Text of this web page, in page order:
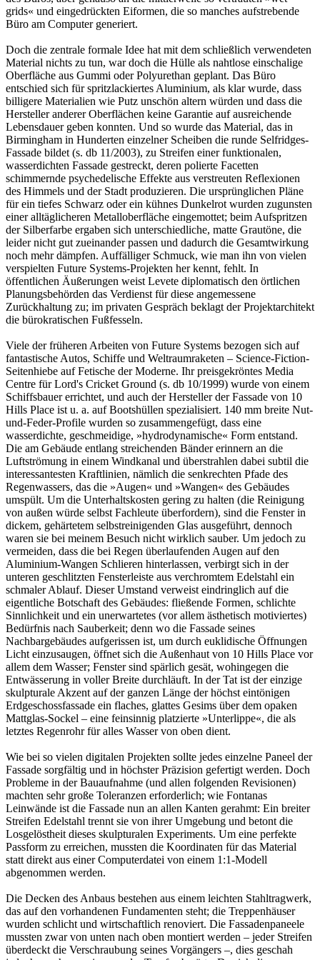
grids« und eingedrückten Eiformen, die so manches aufstrebende
Büro am Computer generiert.
Doch die zentrale formale Idee hat mit dem schließlich verwendeten
Material nichts zu tun, war doch die Hülle als nahtlose einschalige
Oberfläche aus Gummi oder Polyurethan geplant. Das Büro
entschied sich für spritzlackiertes Aluminium, als klar wurde, dass
billigere Materialien wie Putz unschön altern würden und dass die
Hersteller anderer Oberflächen keine Garantie auf ausreichende
Lebensdauer geben konnten. Und so wurde das Material, das in
Birmingham in Hunderten einzelner Scheiben die runde Selfridges-
Fassade bildet (s. db 11/2003), zu Streifen einer funktionalen,
wasserdichten Fassade gestreckt, deren polierte Facetten
schimmernde psychedelische Effekte aus verstreuten Reflexionen
des Himmels und der Stadt produzieren. Die ursprünglichen Pläne
für ein tiefes Schwarz oder ein kühnes Dunkelrot wurden zugunsten
einer alltäglicheren Metalloberfläche eingemottet; beim Aufspritzen
der Silberfarbe ergaben sich unterschiedliche, matte Grautöne, die
leider nicht gut zueinander passen und dadurch die Gesamtwirkung
noch mehr dämpfen. Auffälliger Schmuck, wie man ihn von vielen
verspielten Future Systems-Projekten her kennt, fehlt. In
öffentlichen Äußerungen weist Levete diplomatisch den örtlichen
Planungsbehörden das Verdienst für diese angemessene
Zurückhaltung zu; im privaten Gespräch beklagt der Projektarchitekt
die bürokratischen Fußfesseln.
Viele der früheren Arbeiten von Future Systems bezogen sich auf
fantastische Autos, Schiffe und Weltraumraketen – Science-Fiction-
Seitenhiebe auf Fetische der Moderne. Ihr preisgekröntes Media
Centre für Lord's Cricket Ground (s. db 10/1999) wurde von einem
Schiffsbauer errichtet, und auch der Hersteller der Fassade von 10
Hills Place ist u. a. auf Bootshüllen spezialisiert. 140 mm breite Nut-
und-Feder-Profile wurden so zusammengefügt, dass eine
wasserdichte, geschmeidige, »hydrodynamische« Form entstand.
Die am Gebäude entlang streichenden Bänder erinnern an die
Luftströmung in einem Windkanal und überstrahlen dabei subtil die
interessantesten Kraftlinien, nämlich die senkrechten Pfade des
Regenwassers, das die »Augen« und »Wangen« des Gebäudes
umspült. Um die Unterhaltskosten gering zu halten (die Reinigung
von außen würde selbst Fachleute überfordern), sind die Fenster in
dickem, gehärtetem selbstreinigenden Glas ausgeführt, dennoch
waren sie bei meinem Besuch nicht wirklich sauber. Um jedoch zu
vermeiden, dass die bei Regen überlaufenden Augen auf den
Aluminium-Wangen Schlieren hinterlassen, verbirgt sich in der
unteren geschlitzten Fensterleiste aus verchromtem Edelstahl ein
schmaler Ablauf. Dieser Umstand verweist eindringlich auf die
eigentliche Botschaft des Gebäudes: fließende Formen, schlichte
Sinnlichkeit und ein unerwartetes (vor allem ästhetisch motiviertes)
Bedürfnis nach Sauberkeit; denn wo die Fassade seines
Nachbargebäudes aufgerissen ist, um durch euklidische Öffnungen
Licht einzusaugen, öffnet sich die Außenhaut von 10 Hills Place vor
allem dem Wasser; Fenster sind spärlich gesät, wohingegen die
Entwässerung in voller Breite durchläuft. In der Tat ist der einzige
skulpturale Akzent auf der ganzen Länge der höchst eintönigen
Erdgeschossfassade ein flaches, glattes Gesims über dem opaken
Mattglas-Sockel – eine feinsinnig platzierte »Unterlippe«, die als
letztes Regenrohr für alles Wasser von oben dient.
Wie bei so vielen digitalen Projekten sollte jedes einzelne Paneel der
Fassade sorgfältig und in höchster Präzision gefertigt werden. Doch
Probleme in der Bauaufnahme (und allen folgenden Revisionen)
machten sehr große Toleranzen erforderlich; wie Fontanas
Leinwände ist die Fassade nun an allen Kanten gerahmt: Ein breiter
Streifen Edelstahl trennt sie von ihrer Umgebung und betont die
Losgelöstheit dieses skulpturalen Experiments. Um eine perfekte
Passform zu erreichen, mussten die Koordinaten für das Material
statt direkt aus einer Computerdatei von einem 1:1-Modell
abgenommen werden.
Die Decken des Anbaus bestehen aus einem leichten Stahltragwerk,
das auf den vorhandenen Fundamenten steht; die Treppenhäuser
wurden schlicht und wirtschaftlich renoviert. Die Fassadenpaneele
mussten zwar von unten nach oben montiert werden – jeder Streifen
überdeckt die Verschraubung seines Vorgängers –, dies geschah